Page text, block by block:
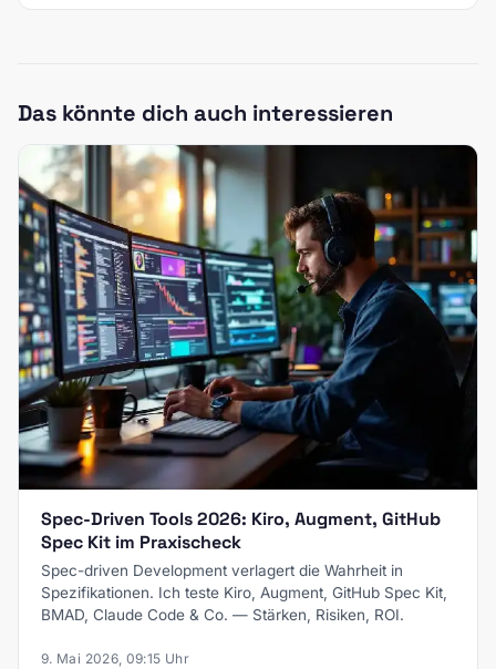
Das könnte dich auch interessieren
Spec-Driven Tools 2026: Kiro, Augment, GitHub
Spec Kit im Praxischeck
Spec-driven Development verlagert die Wahrheit in
Spezifikationen. Ich teste Kiro, Augment, GitHub Spec Kit,
BMAD, Claude Code & Co. — Stärken, Risiken, ROI.
9. Mai 2026, 09:15 Uhr